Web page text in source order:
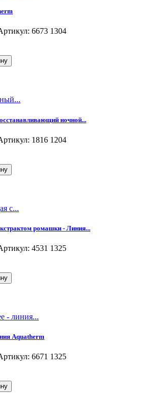
6673 1304
ночной...
1816 1204
ромашки - Линия...
4531 1325
Aquatherm
6671 1325